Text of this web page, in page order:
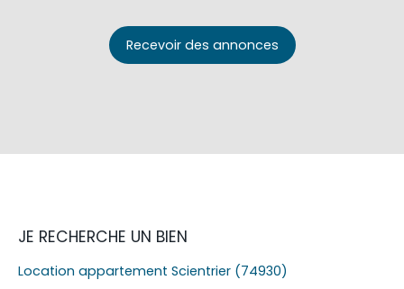
Recevoir des annonces
JE RECHERCHE UN BIEN
Location appartement Scientrier (74930)